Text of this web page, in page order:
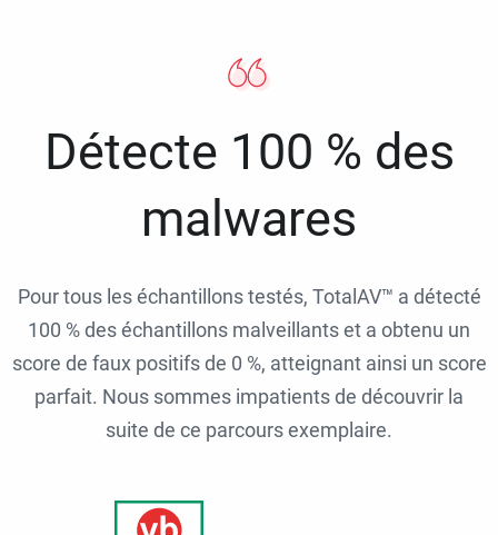
Détecte 100 % des
malwares
Pour tous les échantillons testés, TotalAV™ a détecté
100 % des échantillons malveillants et a obtenu un
score de faux positifs de 0 %, atteignant ainsi un score
parfait. Nous sommes impatients de découvrir la
suite de ce parcours exemplaire.